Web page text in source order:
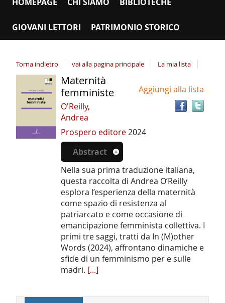
GIOVANI LETTORI PATRIMONIO STORICO
Torna indietro vai alla pagina principale La mia lista
Dettaglio
del
documento
Aggiungi alla lista
Maternità
femministe
O'Reilly,
Andrea
Prospero editore2024
Abstract
Nella sua prima traduzione italiana,
questa raccolta di Andrea O’Reilly
esplora l’esperienza della maternità
come spazio di resistenza al
patriarcato e come occasione di
emancipazione femminista collettiva. I
primi tre saggi, tratti da In (M)other
Words (2024), affrontano dinamiche e
sfide di un femminismo per e sulle
madri. [...]